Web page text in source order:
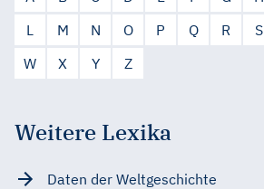
L
M N O P Q R S
W
X Y Z
Weitere Lexika
Daten der Weltgeschichte